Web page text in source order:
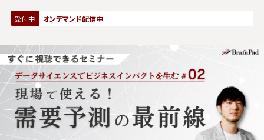
受付中 オンデマンド配信中